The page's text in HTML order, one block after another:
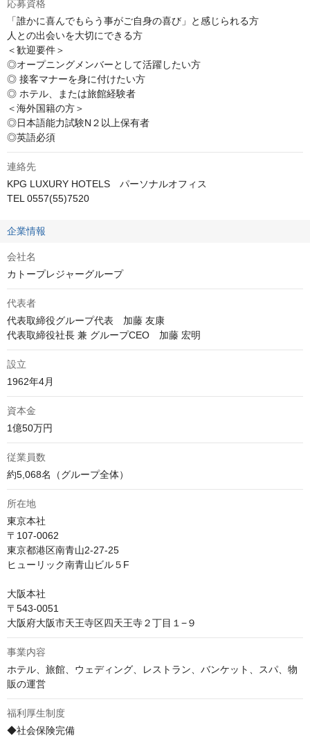
応募資格
「誰かに喜んでもらう事がご自身の喜び」と感じられる方
人との出会いを大切にできる方
＜歓迎要件＞
◎オープニングメンバーとして活躍したい方
◎ 接客マナーを身に付けたい方
◎ ホテル、または旅館経験者
＜海外国籍の方＞
◎日本語能力試験N２以上保有者
◎英語必須
連絡先
KPG LUXURY HOTELS　パーソナルオフィス
TEL 0557(55)7520
企業情報
会社名
カトープレジャーグループ
代表者
代表取締役グループ代表　加藤 友康
代表取締役社長 兼 グループCEO　加藤 宏明
設立
1962年4月
資本金
1億50万円
従業員数
約5,068名（グループ全体）
所在地
東京本社
〒107-0062
東京都港区南青山2-27-25
ヒューリック南青山ビル５F
大阪本社
〒543-0051
大阪府大阪市天王寺区四天王寺２丁目１−９
事業内容
ホテル、旅館、ウェディング、レストラン、バンケット、スパ、物
販の運営
福利厚生制度
◆社会保険完備